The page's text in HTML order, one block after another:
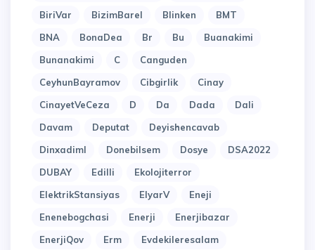
BiriVar
BizimBarel Blinken
BMT
BNA
BonaDea Br Bu
Buanakimi
Bunanakimi
C
Canguden
CeyhunBayramov
Cibgirlik
Cinay
CinayetVeCeza
D Da Dada
Dali
Davam
Deputat
Deyishencavab
Dinxadiml
Donebilsem Dosye
DSA2022
DUBAY
Edilli
Ekolojiterror
ElektrikStansiyas
ElyarV
Eneji
Enenebogchasi
Enerji
Enerjibazar
EnerjiQov
Erm
Evdekileresalam